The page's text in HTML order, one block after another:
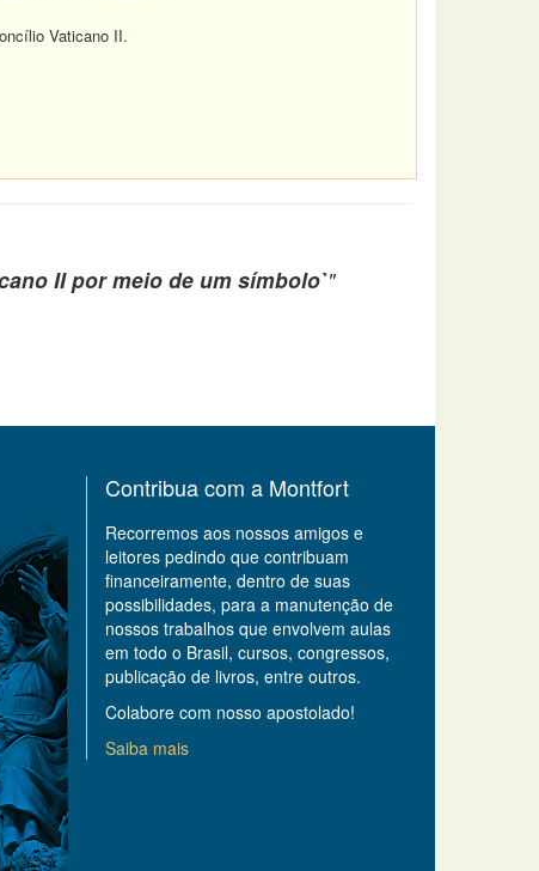
Vaticano II.
II por meio de um símbolo`"
Contribua com a Montfort
Recorremos aos nossos amigos e
leitores pedindo que contribuam
financeiramente, dentro de suas
possibilidades, para a manutenção de
nossos trabalhos que envolvem aulas
em todo o Brasil, cursos, congressos,
publicação de livros, entre outros.
Colabore com nosso apostolado!
Saiba mais